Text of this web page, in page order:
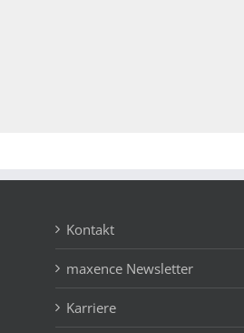
Kontakt
maxence Newsletter
Karriere